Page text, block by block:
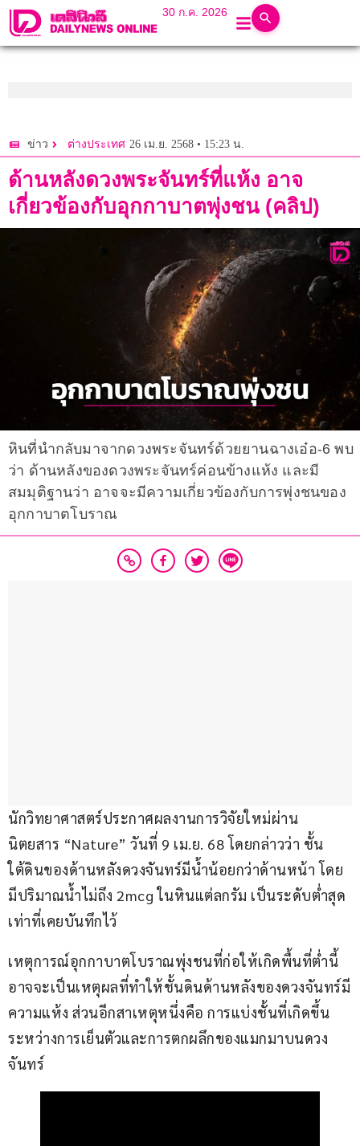
30 ก.ค. 2026
ข่าว ต่างประเทศ 26 เม.ย. 2568 • 15:23 น.
ด้านหลังดวงพระจันทร์ที่แห้ง อาจ
เกี่ยวข้องกับอุกกาบาตพุ่งชน (คลิป)
หินที่นำกลับมาจากดวงพระจันทร์ด้วยยานฉางเอ๋อ-6 พบ
ว่า ด้านหลังของดวงพระจันทร์ค่อนข้างแห้ง และมี
สมมุติฐานว่า อาจจะมีความเกี่ยวข้องกับการพุ่งชนของ
อุกกาบาตโบราณ
นักวิทยาศาสตร์ประกาศผลงานการวิจัยใหม่ผ่าน
นิตยสาร “Nature” วันที่ 9 เม.ย. 68 โดยกล่าวว่า ชั้น
ใต้ดินของด้านหลังดวงจันทร์มีน้ำน้อยกว่าด้านหน้า โดย
มีปริมาณน้ำไม่ถึง 2mcg ในหินแต่ลกรัม เป็นระดับต่ำสุด
เท่าที่เคยบันทึกไว้
เหตุการณ์อุกกาบาตโบราณพุ่งชนที่ก่อให้เกิดพื้นที่ต่ำนี้
อาจจะเป็นเหตุผลที่ทำให้ชั้นดินด้านหลังของดวงจันทร์มี
ความแห้ง ส่วนอีกสาเหตุหนึ่งคือ การแบ่งชั้นที่เกิดขึ้น
ระหว่างการเย็นตัวและการตกผลึกของแมกมาบนดวง
จันทร์